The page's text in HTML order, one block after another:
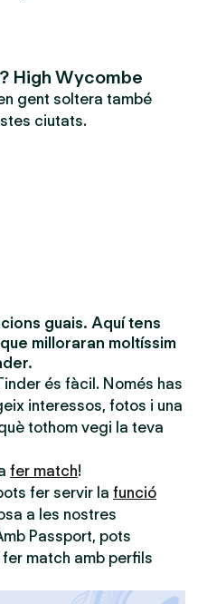
High Wycombe
gent soltera també
ciutats.
guais. Aquí tens
milloraran moltíssim
és fàcil. Només has
interessos, fotos i una
tothom vegi la teva
fer match!
fer servir la funció
a les nostres
Passport, pots
match amb perfils